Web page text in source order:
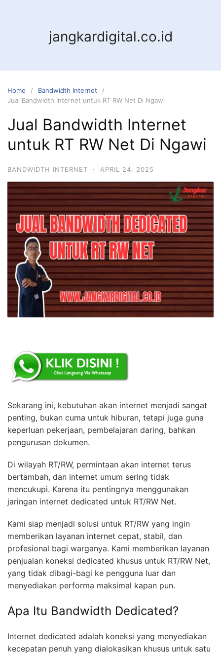
jangkardigital.co.id
Home
Bandwidth Internet
Jual Bandwidth Internet untuk RT RW Net Di Ngawi
Jual Bandwidth Internet
untuk RT RW Net Di Ngawi
BANDWIDTH INTERNET · APRIL 24, 2025
Sekarang ini, kebutuhan akan internet menjadi sangat
penting, bukan cuma untuk hiburan, tetapi juga guna
keperluan pekerjaan, pembelajaran daring, bahkan
pengurusan dokumen.
Di wilayah RT/RW, permintaan akan internet terus
bertambah, dan internet umum sering tidak
mencukupi. Karena itu pentingnya menggunakan
jaringan internet dedicated untuk RT/RW Net.
Kami siap menjadi solusi untuk RT/RW yang ingin
memberikan layanan internet cepat, stabil, dan
profesional bagi warganya. Kami memberikan layanan
penjualan koneksi dedicated khusus untuk RT/RW Net,
yang tidak dibagi-bagi ke pengguna luar dan
menyediakan performa maksimal kapan pun.
Apa Itu Bandwidth Dedicated?
Internet dedicated adalah koneksi yang menyediakan
kecepatan penuh yang dialokasikan khusus untuk satu